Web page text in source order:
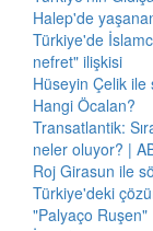
Halep'de
Türkiye'de
nefret" ilişkisi
Hüseyin Çelik ile
Hangi Öcalan?
Transatlantik:
neler oluyor? |
Roj Girasun ile
Türkiye'deki
"Palyaço Ruşen"